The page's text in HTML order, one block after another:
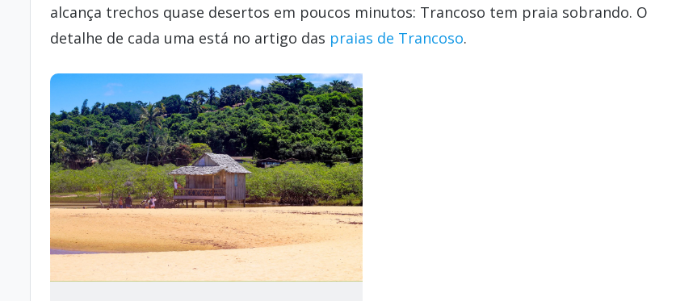
alcança trechos quase desertos em poucos minutos: Trancoso tem praia sobrando. O
detalhe de cada uma está no artigo das praias de Trancoso.